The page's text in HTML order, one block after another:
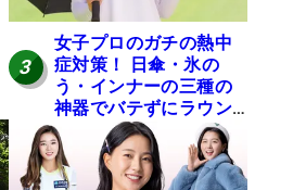
3
女子プロのガチの熱中
症対策！ 日傘・氷の
う・インナーの三種の
神器でバテずにラウン
ドできます